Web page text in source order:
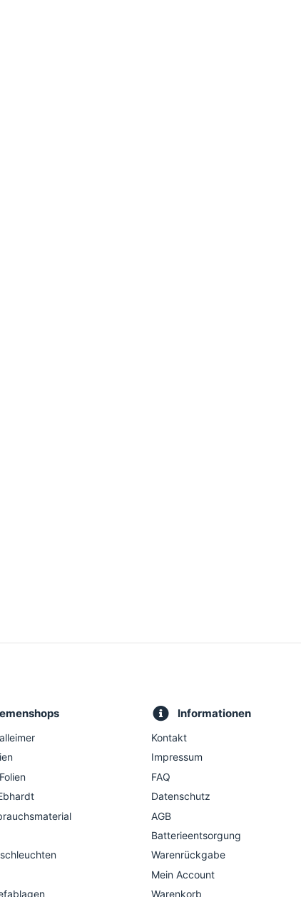
Informationen
Kontakt
Impressum
FAQ
Datenschutz
AGB
Batterieentsorgung
Warenrückgabe
Mein Account
Warenkorb